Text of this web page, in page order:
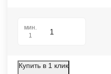
мин.
1
Купить в 1 клик